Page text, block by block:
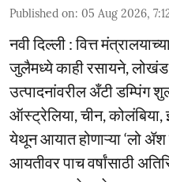
Published on: 05 Aug 2026,
नवी दिल्ली : वित्त
जुलैमध्ये काही रसायने,
उत्पादनांवरील अँटी डम्पिंग
ऑस्ट्रेलिया, चीन, कोलंबिया,
येथून आयात होणाऱ्या ‘लो
आयतीवर पाच वर्षांसाठी